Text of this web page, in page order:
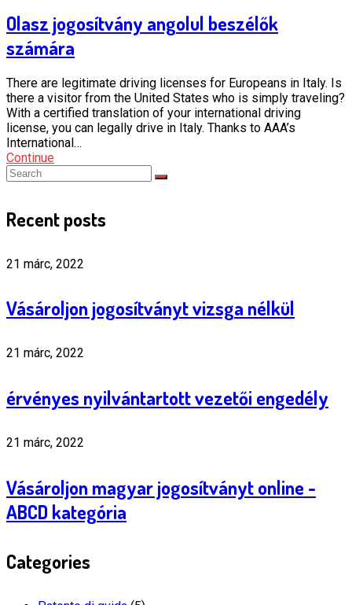
Olasz jogosítvány angolul beszélők
számára
There are legitimate driving licenses for Europeans in Italy. Is
there a visitor from the United States who is simply traveling?
With a certified translation of your international driving
license, you can legally drive in Italy. Thanks to AAA’s
International…
Continue
Recent posts
21 márc, 2022
Vásároljon jogosítványt vizsga nélkül
21 márc, 2022
érvényes nyilvántartott vezetői engedély
21 márc, 2022
Vásároljon magyar jogosítványt online -
ABCD kategória
Categories